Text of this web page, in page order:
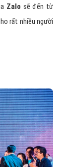
Zalo sẽ đến từ
rất nhiều người